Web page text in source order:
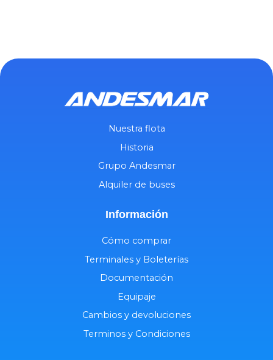
Nuestra flota
Historia
Grupo Andesmar
Alquiler de buses
Información
Cómo comprar
Terminales y Boleterías
Documentación
Equipaje
Cambios y devoluciones
Terminos y Condiciones